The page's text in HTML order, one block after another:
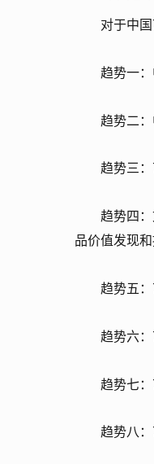
对于中
趋势一
趋势二
趋势三
趋势四
品价值发现
趋势五
趋势六
趋势七
趋势八